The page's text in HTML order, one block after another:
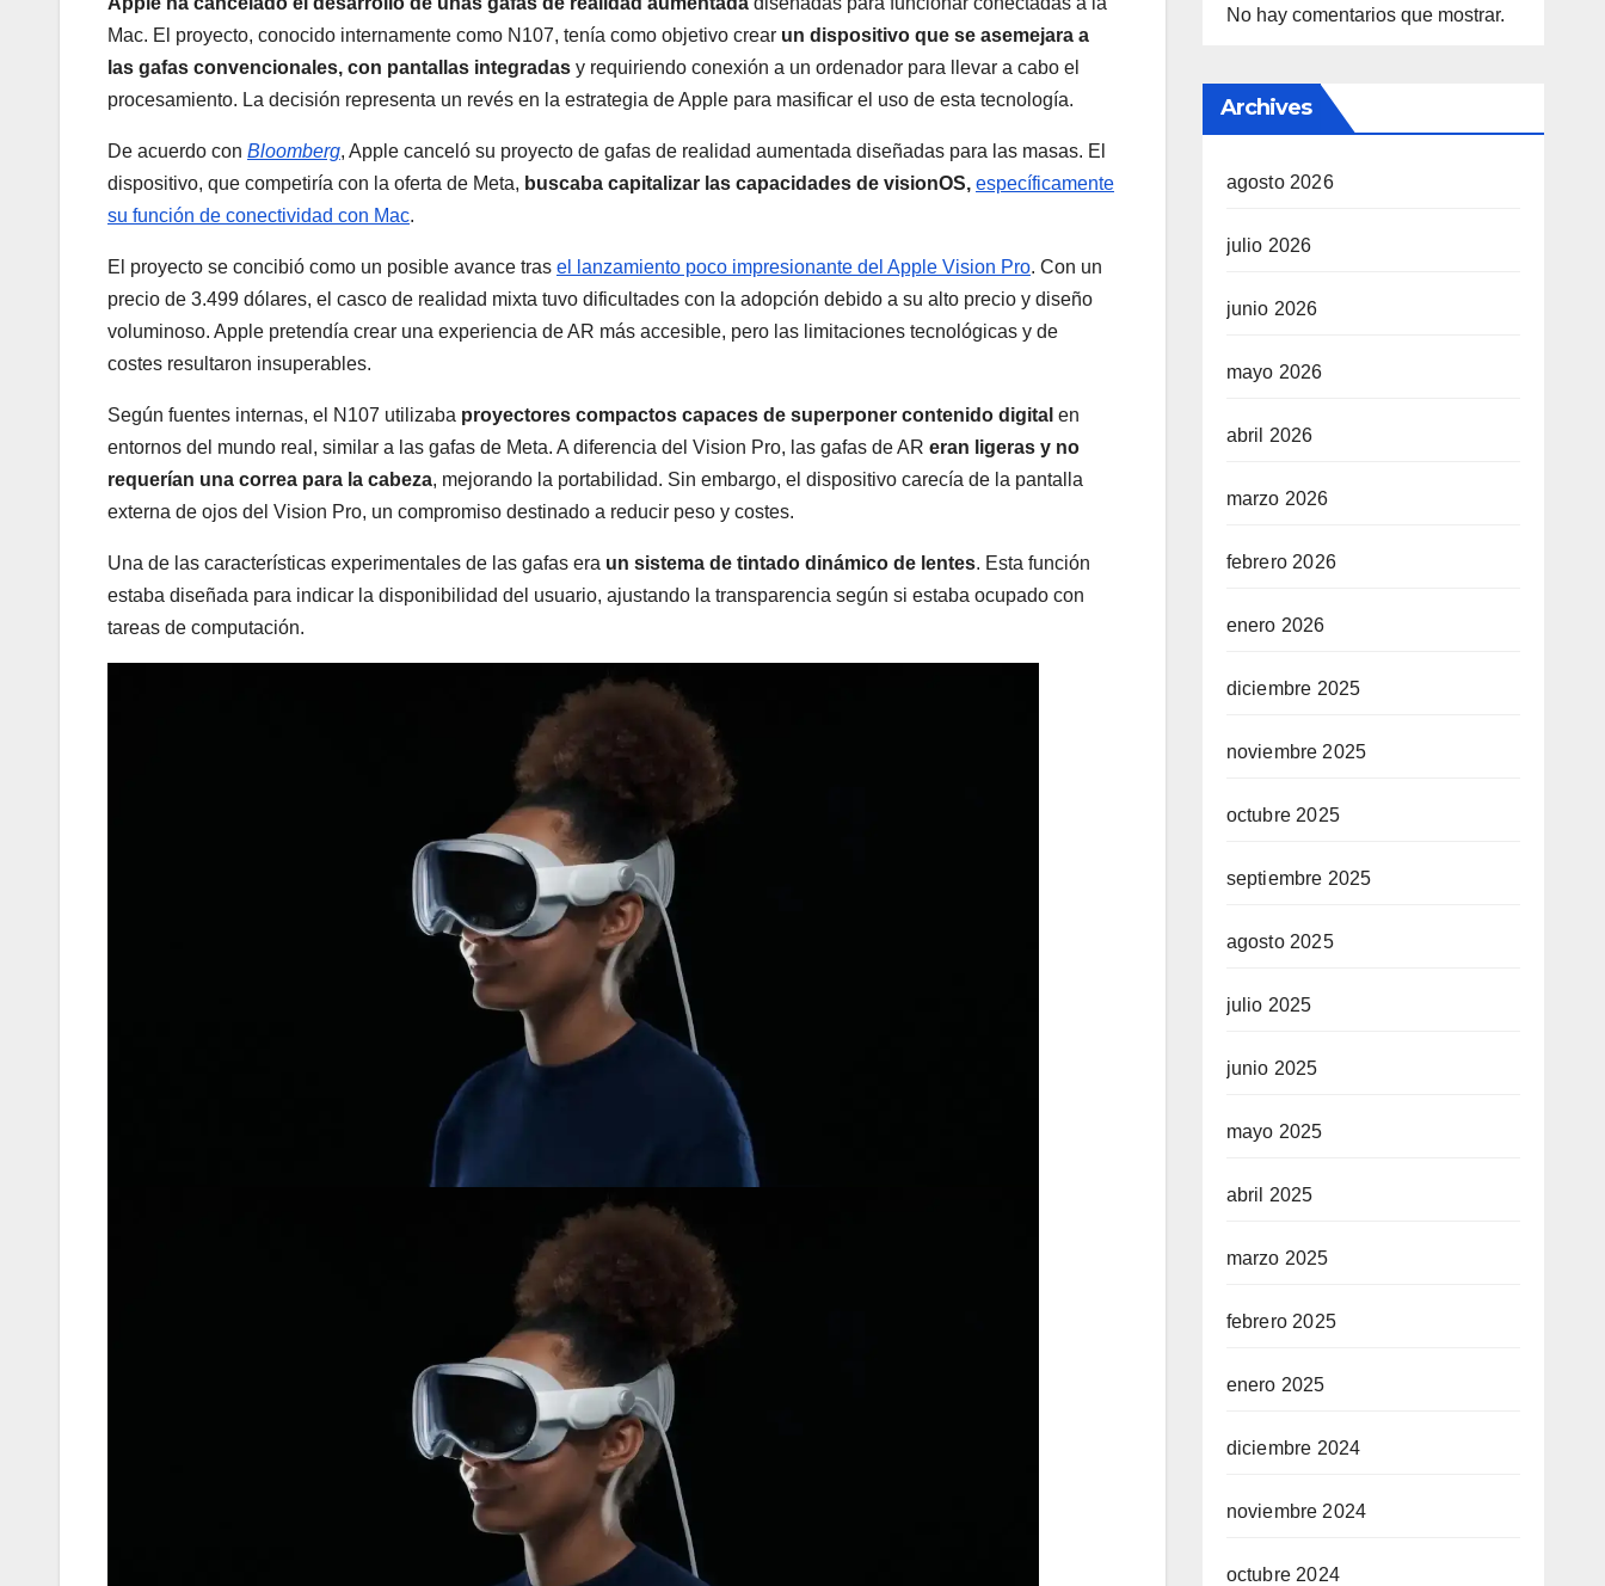
Mac. El proyecto, conocido internamente como N107, tenía como objetivo crear un dispositivo que se asemejara a
las gafas convencionales, con pantallas integradas y requiriendo conexión a un ordenador para llevar a cabo el
procesamiento. La decisión representa un revés en la estrategia de Apple para masificar el uso de esta tecnología.
De acuerdo con Bloomberg, Apple canceló su proyecto de gafas de realidad aumentada diseñadas para las masas. El
dispositivo, que competiría con la oferta de Meta, buscaba capitalizar las capacidades de visionOS, específicamente
su función de conectividad con Mac.
El proyecto se concibió como un posible avance tras el lanzamiento poco impresionante del Apple Vision Pro. Con un
precio de 3.499 dólares, el casco de realidad mixta tuvo dificultades con la adopción debido a su alto precio y diseño
voluminoso. Apple pretendía crear una experiencia de AR más accesible, pero las limitaciones tecnológicas y de
costes resultaron insuperables.
Según fuentes internas, el N107 utilizaba proyectores compactos capaces de superponer contenido digital en
entornos del mundo real, similar a las gafas de Meta. A diferencia del Vision Pro, las gafas de AR eran ligeras y no
requerían una correa para la cabeza, mejorando la portabilidad. Sin embargo, el dispositivo carecía de la pantalla
externa de ojos del Vision Pro, un compromiso destinado a reducir peso y costes.
Una de las características experimentales de las gafas era un sistema de tintado dinámico de lentes. Esta función
estaba diseñada para indicar la disponibilidad del usuario, ajustando la transparencia según si estaba ocupado con
tareas de computación.
No hay comentarios que mostrar.
Archives
agosto 2026
julio 2026
junio 2026
mayo 2026
abril 2026
marzo 2026
febrero 2026
enero 2026
diciembre 2025
noviembre 2025
octubre 2025
septiembre 2025
agosto 2025
julio 2025
junio 2025
mayo 2025
abril 2025
marzo 2025
febrero 2025
enero 2025
diciembre 2024
noviembre 2024
octubre 2024